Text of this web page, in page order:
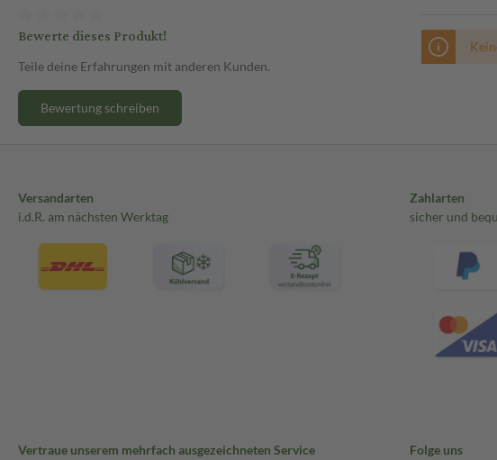
Bewerte dieses Produkt!
Teile deine Erfahrungen mit anderen Kunden.
Bewertung schreiben
Versandarten
i.d.R. am nächsten Werktag
Zahlarten
sicher und
Vertraue unserem mehrfach ausgezeichneten Service Folge uns